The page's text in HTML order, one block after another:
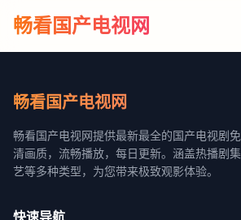
畅看国产电视网
畅看国产电视网
畅看国产电视网提供最新最全的国产电视剧
清画质，流畅播放，每日更新。涵盖热播剧
艺等多种类型，为您带来极致观影体验。
快速导航